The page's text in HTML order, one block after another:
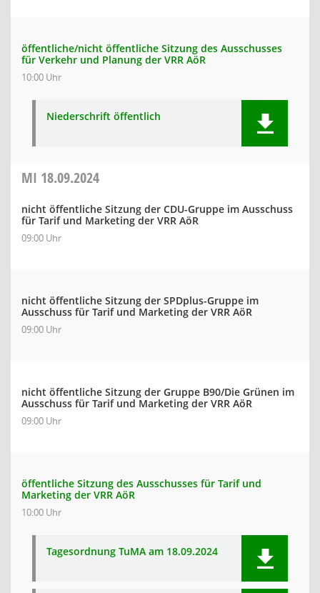
öffentliche/nicht öffentliche Sitzung des Ausschusses
für Verkehr und Planung der VRR AöR
10:00 Uhr
Niederschrift öffentlich
MI 18.09.2024
nicht öffentliche Sitzung der CDU-Gruppe im Ausschuss
für Tarif und Marketing der VRR AöR
09:00 Uhr
nicht öffentliche Sitzung der SPDplus-Gruppe im
Ausschuss für Tarif und Marketing der VRR AöR
09:00 Uhr
nicht öffentliche Sitzung der Gruppe B90/Die Grünen im
Ausschuss für Tarif und Marketing der VRR AöR
09:00 Uhr
öffentliche Sitzung des Ausschusses für Tarif und
Marketing der VRR AöR
10:00 Uhr
Tagesordnung TuMA am 18.09.2024